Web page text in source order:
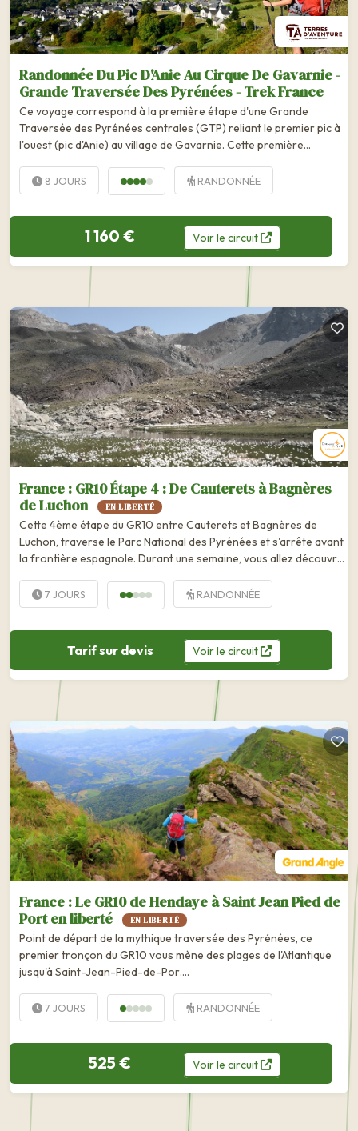
Randonnée Du Pic D'Anie Au Cirque De Gavarnie -
Grande Traversée Des Pyrénées - Trek France
Ce voyage correspond à la première étape d'une Grande
Traversée des Pyrénées centrales (GTP) reliant le premier pic à
l'ouest (pic d'Anie) au village de Gavarnie. Cette première...
8 JOURS RANDONNÉE
1 160 € Voirle circuit
France : GR10 Étape 4 : De Cauterets à Bagnères
de Luchon
EN LIBERTÉ
Cette 4ème étape du GR10 entre Cauterets et Bagnères de
Luchon, traverse le Parc National des Pyrénées et s'arrête avant
la frontière espagnole. Durant une semaine, vous allez découvrir
7 JOURS RANDONNÉE
Tarif sur devis Voirle circuit
France : Le GR10 de Hendaye à Saint Jean Pied de
Port en liberté
EN LIBERTÉ
Point de départ de la mythique traversée des Pyrénées, ce
premier tronçon du GR10 vous mène des plages de l'Atlantique
jusqu'à Saint-Jean-Pied-de-Por….
7 JOURS RANDONNÉE
525 € Voirle circuit